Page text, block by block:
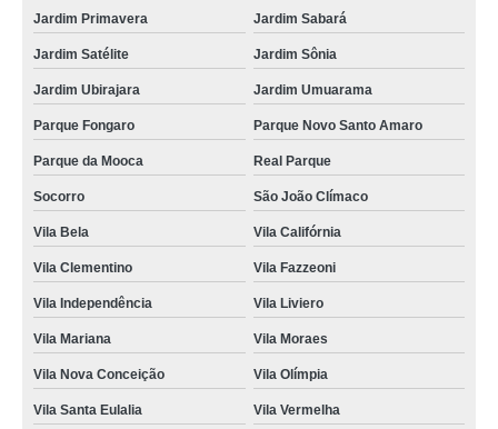
Jardim Primavera Jardim Sabará
Jardim Satélite Jardim Sônia
Jardim Ubirajara Jardim Umuarama
Parque Fongaro Parque Novo Santo Amaro
Parque da Mooca Real Parque
Socorro São João Clímaco
Vila Bela Vila Califórnia
Vila Clementino Vila Fazzeoni
Vila Independência Vila Liviero
Vila Mariana Vila Moraes
Vila Nova Conceição Vila Olímpia
Vila Santa Eulalia
Vila Vermelha